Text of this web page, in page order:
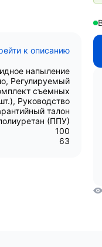
к описанию
напыление
Регулируемый
съемных
Руководство
талон
(ППУ)
100
63